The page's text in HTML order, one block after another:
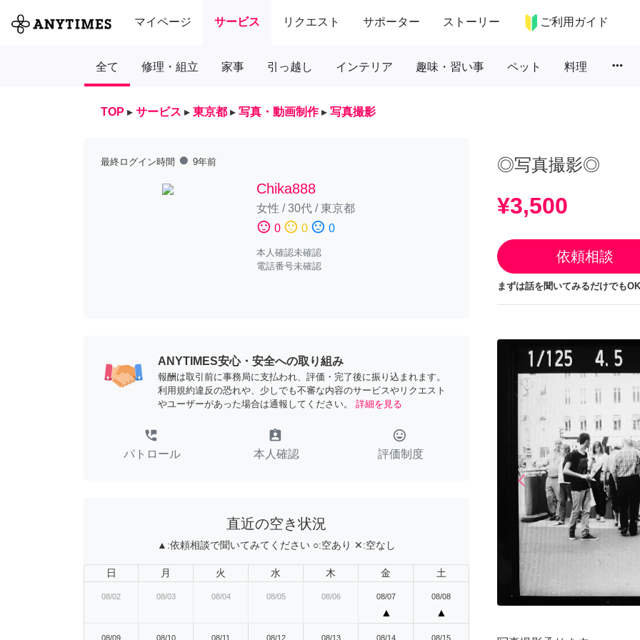
マイページ サービス リクエスト サポーター ストーリー ご利用ガイド
全て 修理・組立 家事 引っ越し インテリア 趣味・習い事 ペット 料理 more_horiz
TOP ▸ サービス ▸ 東京都 ▸ 写真・動画制作 ▸ 写真撮影
最終ログイン時間 fiber_manual_record 9年前
Chika888
女性 /30代/東京都
sentiment_satisfied 0 sentiment_neutral 0 sentiment_dissatisfied 0
本人確認未確認
電話番号未確認
ANYTIMES安心・安全への取り組み
報酬は取引前に事務局に支払われ、評価・完了後に振り込まれます。
利用規約違反の恐れや、少しでも不審な内容のサービスやリクエスト
やユーザーがあった場合は通報してください。
詳細を見る
perm_phone_msg
パトロール
assignment_ind
本人確認
tag_faces
評価制度
直近の空き状況
▲:依頼相談で聞いてみてください ○:空あり ✕:空なし
日 月 火 水 木 金 土
08/02 08/03 08/04 08/05 08/06 08/07
▲
08/08
▲
08/09 08/10 08/11 08/12 08/13 08/14 08/15
◎写真撮影◎
¥3,500
依頼相談
まずは話を聞いてみるだけでも
arrow_back_iosPrevious